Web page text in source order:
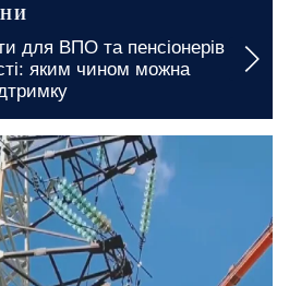
для ВПО та пенсіонерів у
яким чином можна